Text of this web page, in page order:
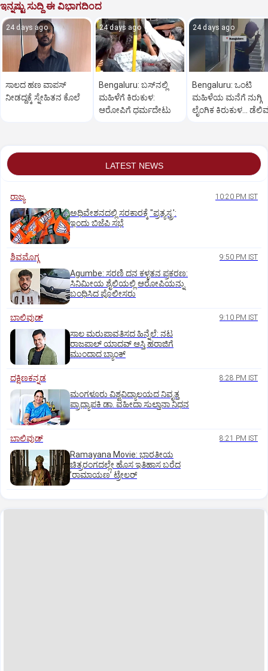
ಇನ್ನಷ್ಟು ಸುದ್ದಿ ಈ ವಿಭಾಗದಿಂದ
24 days ago
ಸಾಲದ ಹಣ ವಾಪಸ್‌
ನೀಡದ್ದಕ್ಕೆ ಸ್ನೇಹಿತನ ಕೊಲೆ
24 days ago
Bengaluru: ಬಸ್‌ನಲ್ಲಿ
ಮಹಿಳೆಗೆ ಕಿರುಕುಳ:
ಆರೋಪಿಗೆ ಧರ್ಮದೇಟು
24 days ago
Bengaluru: ಒಂಟಿ
ಮಹಿಳೆಯ ಮನೆಗೆ ನುಗ್ಗಿ
ಲೈಂಗಿಕ ಕಿರುಕುಳ...
LATEST NEWS
ರಾಜ್ಯ 10:20 PM IST
ಅಧಿವೇಶನದಲ್ಲಿ ಸರಕಾರಕ್ಕೆ "ಪ್ರತ್ಯಸ್ತ್ರ':
ಇಂದು ಬಿಜೆಪಿ ಸಭೆ
ಶಿವಮೊಗ್ಗ 9:50 PM IST
Agumbe: ಸರಣಿ ದನ ಕಳ್ಳತನ ಪ್ರಕರಣ:
ಸಿನಿಮೀಯ ಶೈಲಿಯಲ್ಲಿ ಆರೋಪಿಯನ್ನು
ಬಂಧಿಸಿದ ಪೊಲೀಸರು
ಬಾಲಿವುಡ್‌ 9:10 PM IST
ಸಾಲ ಮರುಪಾವತಿಸದ ಹಿನ್ನೆಲೆ: ನಟ
ರಾಜಪಾಲ್ ಯಾದವ್‌ ಆಸ್ತಿ ಹರಾಜಿಗೆ
ಮುಂದಾದ ಬ್ಯಾಂಕ್
ದಕ್ಷಿಣಕನ್ನಡ 8:28 PM IST
ಮಂಗಳೂರು ವಿಶ್ವವಿದ್ಯಾಲಯದ ನಿವೃತ್ತ
ಪ್ರಾಧ್ಯಾಪಕಿ ಡಾ. ವಹೀದಾ ಸುಲ್ತಾನಾ ನಿಧನ
ಬಾಲಿವುಡ್‌ 8:21 PM IST
Ramayana Movie: ಭಾರತೀಯ
ಚಿತ್ರರಂಗದಲ್ಲೇ ಹೊಸ ಇತಿಹಾಸ ಬರೆದ
ʼರಾಮಾಯಣʼ ಟ್ರೇಲರ್